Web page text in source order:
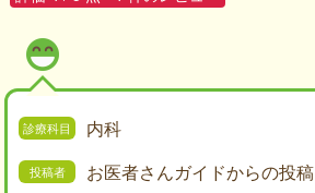
内科
お医者さんガイドからの投稿